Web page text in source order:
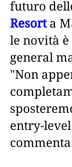
futuro
Resorta
le novità è
general
"Non
entry-